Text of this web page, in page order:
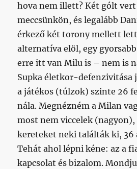
hova nem illett? Két gólt vert
meccsünkön, és legalább
érkező két torony mellett
alternatíva elöl, egy
erre itt van Milu is – nem is
Supka életkor-defenzivitása
a játékos (túlzok) szinte 26
nála. Megnézném a Milan
most nem viccelek (nagyon),
kereteket neki találták ki, 36
Tehát ahol lépni kéne: az a
kapcsolat és bizalom.